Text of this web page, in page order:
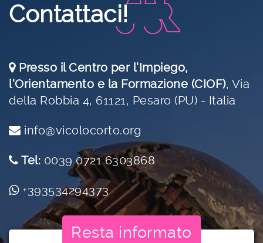
Contattaci!
Presso il Centro per l'Impiego,
l'Orientamento e la Formazione (CIOF), Via
della Robbia 4, 61121, Pesaro (PU) - Italia
info@vicolocorto.org
Tel: 0039 0721 6303868
+393534294373
Resta informato